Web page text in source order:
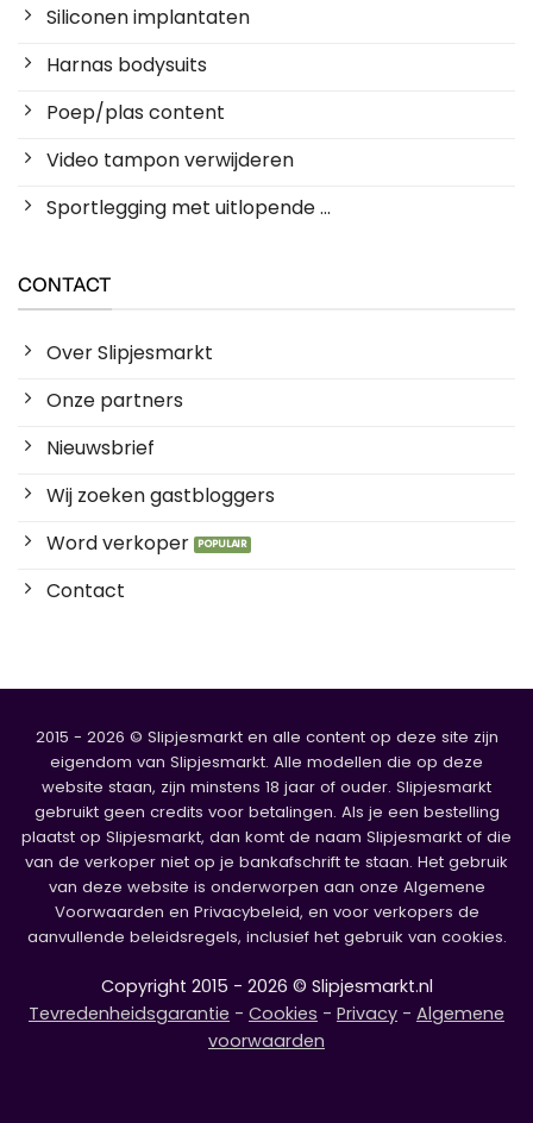
Siliconen implantaten
Harnas bodysuits
Poep/plas content
Video tampon verwijderen
Sportlegging met uitlopende ...
CONTACT
Over Slipjesmarkt
Onze partners
Nieuwsbrief
Wij zoeken gastbloggers
Word verkoper
Contact
2015 - 2026 © Slipjesmarkt en alle content op deze site zijn
eigendom van Slipjesmarkt. Alle modellen die op deze
website staan, zijn minstens 18 jaar of ouder. Slipjesmarkt
gebruikt geen credits voor betalingen. Als je een bestelling
plaatst op Slipjesmarkt, dan komt de naam Slipjesmarkt of die
van de verkoper niet op je bankafschrift te staan. Het gebruik
van deze website is onderworpen aan onze Algemene
Voorwaarden en Privacybeleid, en voor verkopers de
aanvullende beleidsregels, inclusief het gebruik van cookies.
Copyright 2015 - 2026 © Slipjesmarkt.nl
Tevredenheidsgarantie - Cookies - Privacy - Algemene
voorwaarden